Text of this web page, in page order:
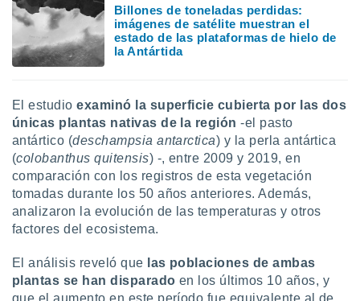
el sitio
se
para
ni para
o
aunque
no
Puedes
acceder a
web a
Billones de toneladas perdidas:
imágenes de satélite muestran el
estado de las plataformas de hielo de
la Antártida
El estudioexaminó la superficie cubierta por las dos
únicas plantas nativas de la región-el pasto
antártico (deschampsia antarctica) y la perla antártica
(colobanthus quitensis) -, entre 2009 y 2019, en
comparación con los registros de esta vegetación
tomadas durante los 50 años anteriores. Además,
analizaron la evolución de las temperaturas y otros
factores del ecosistema.
El análisis reveló que las poblaciones de ambas
plantas se han disparado en los últimos 10 años, y
que el aumento en este período fue equivalente al de